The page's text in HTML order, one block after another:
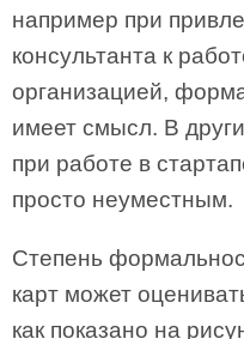
например при
консультанта к
организацией,
имеет смысл. В
при работе в
просто неуместным.
Степень
карт может
как показано на